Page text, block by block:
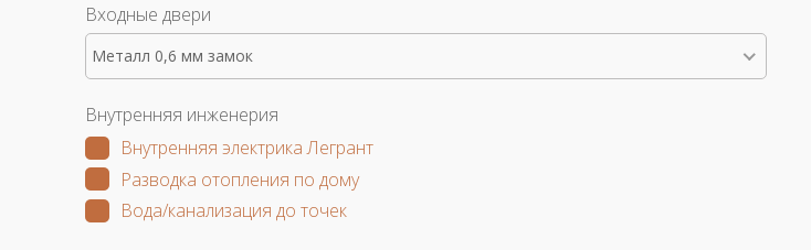
Входные двери
Металл 0,6 мм замок
Внутренняя инженерия
Внутренняя электрика Легрант
Разводка отопления по дому
Вода/канализация до точек